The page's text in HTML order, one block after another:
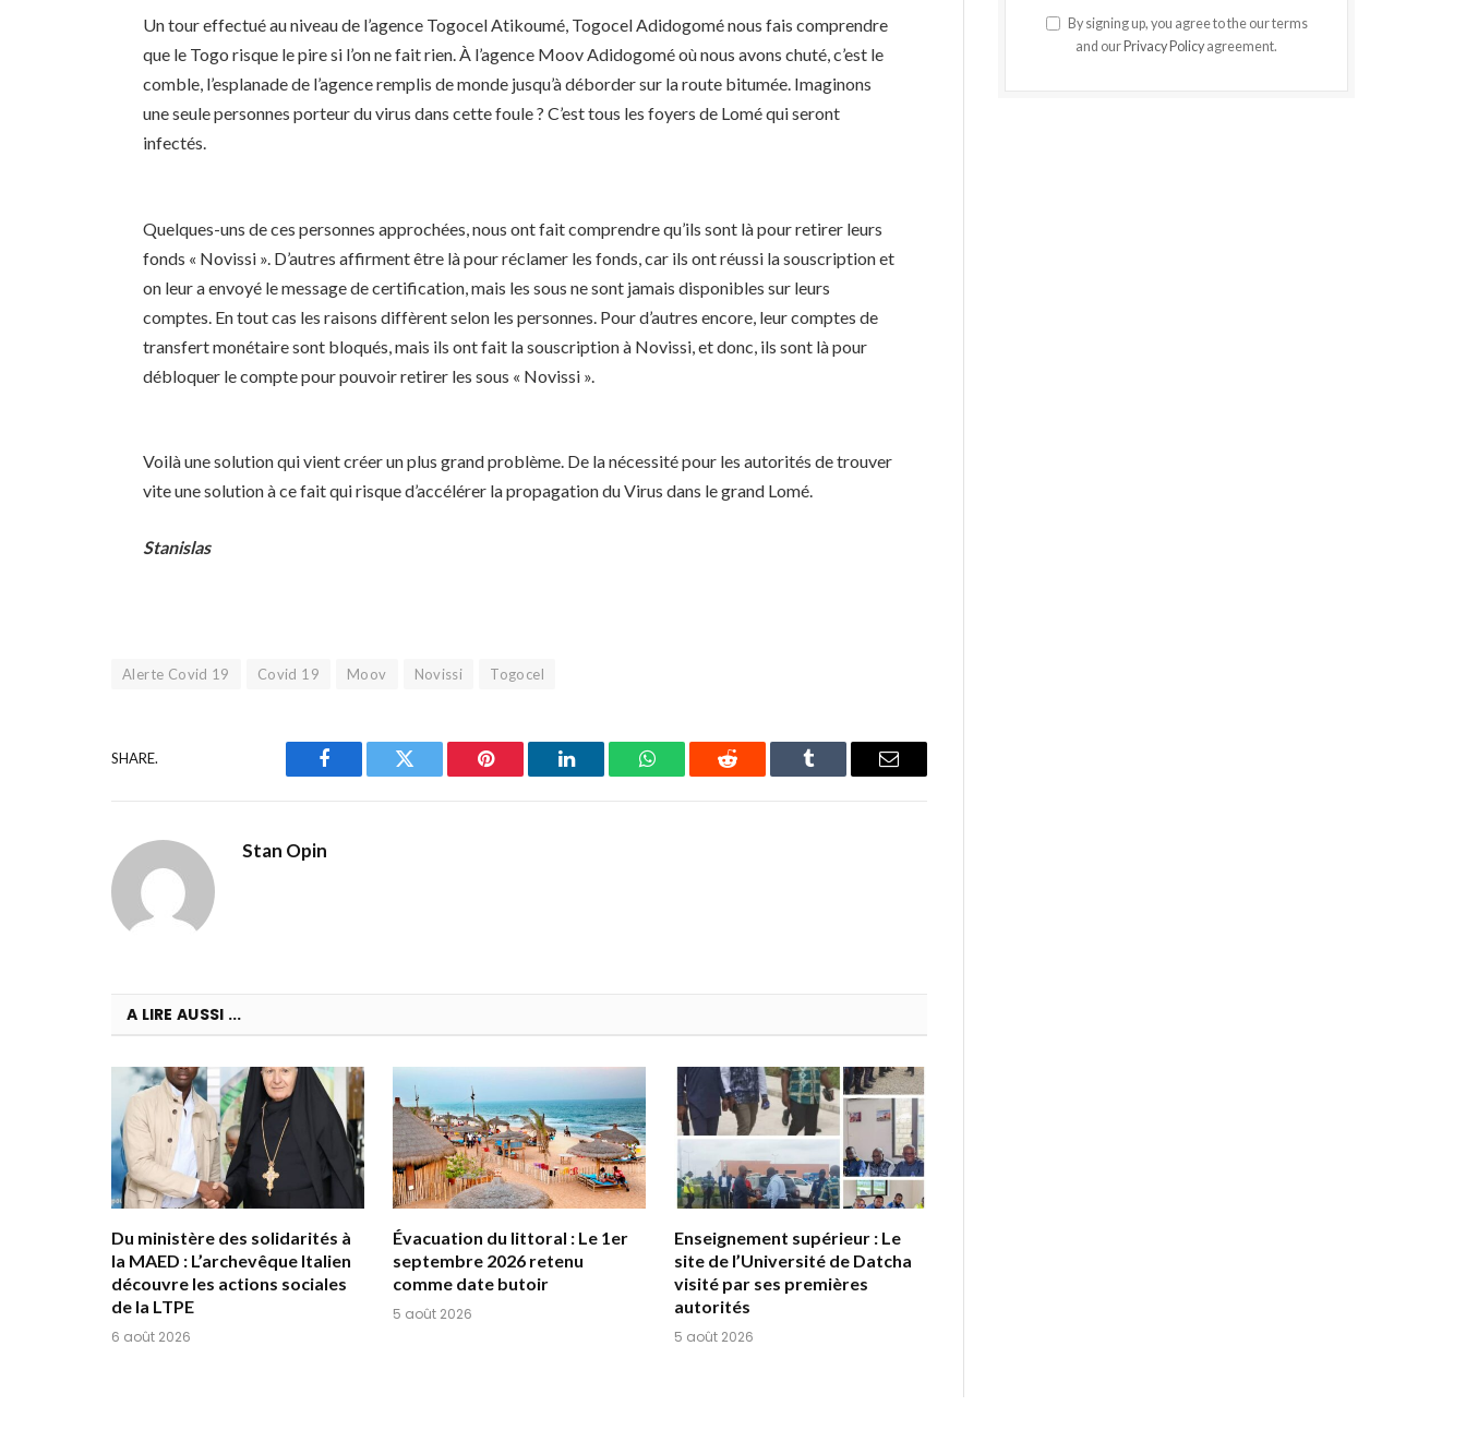
Un tour effectué au niveau de l’agence Togocel Atikoumé, Togocel Adidogomé nous fais comprendre
que le Togo risque le pire si l’on ne fait rien. À l’agence Moov Adidogomé où nous avons chuté, c’est le
comble, l’esplanade de l’agence remplis de monde jusqu’à déborder sur la route bitumée. Imaginons
une seule personnes porteur du virus dans cette foule ? C’est tous les foyers de Lomé qui seront
infectés.
Quelques-uns de ces personnes approchées, nous ont fait comprendre qu’ils sont là pour retirer leurs
fonds « Novissi ». D’autres affirment être là pour réclamer les fonds, car ils ont réussi la souscription et
on leur a envoyé le message de certification, mais les sous ne sont jamais disponibles sur leurs
comptes. En tout cas les raisons diffèrent selon les personnes. Pour d’autres encore, leur comptes de
transfert monétaire sont bloqués, mais ils ont fait la souscription à Novissi, et donc, ils sont là pour
débloquer le compte pour pouvoir retirer les sous « Novissi ».
Voilà une solution qui vient créer un plus grand problème. De la nécessité pour les autorités de trouver
vite une solution à ce fait qui risque d’accélérer la propagation du Virus dans le grand Lomé.
Stanislas
Alerte Covid 19 Covid 19 Moov Novissi Togocel
SHARE.
Facebook Twitter Pinterest LinkedIn WhatsAppReddit Tumblr Email
Stan Opin
A LIRE AUSSI ...
Du ministère des solidarités à
la MAED : L’archevêque Italien
découvre les actions sociales
de la LTPE
6 août 2026
Évacuation du littoral : Le 1er
septembre 2026 retenu
comme date butoir
5 août 2026
Enseignement supérieur : Le
site de l’Université de Datcha
visité par ses premières
autorités
5 août 2026
By signing up, you agree to the our terms
and our Privacy Policy agreement.